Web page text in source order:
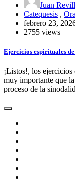
Juan
Catequesis ,
febrero 23,
2755 views
Ejercicios espirituales
¡Listos!, los ejercicios
muy importante que
proceso de la